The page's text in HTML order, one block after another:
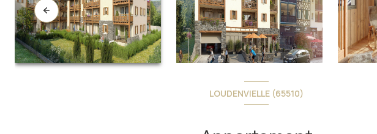
LOUDENVIELLE (65510)